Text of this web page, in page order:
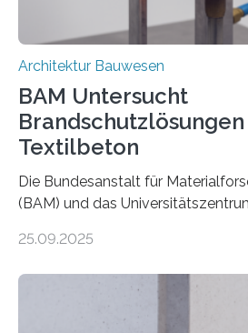
Architektur Bauwesen
BAM Untersucht
Textilbeton
Die Bundesanstalt für
(BAM) und das
untersuchen in einem
Ziel ist es, die
25.09.2025